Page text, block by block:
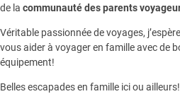
de la communauté des parents
Véritable passionnée de voyages,
vous aider à voyager en famille avec de
équipement!
Belles escapades en famille ici ou ailleurs!